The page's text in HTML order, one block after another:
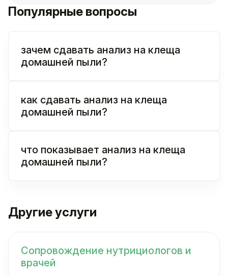
Популярные вопросы
зачем сдавать анализ на клеща
домашней пыли?
как сдавать анализ на клеща
домашней пыли?
что показывает анализ на клеща
домашней пыли?
Другие услуги
Сопровождение нутрициологов и
врачей